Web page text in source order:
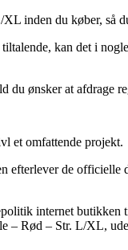
inden du køber, så
kan det i
ønsker at afdrage
et omfattende projekt.
de officielle
internet
– Rød – Str. L/XL,